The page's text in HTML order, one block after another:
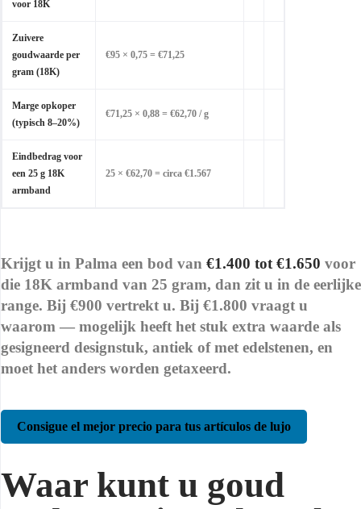
voor 18K
Zuivere
goudwaarde per
gram (18K)
€95 × 0,75 = €71,25
Marge opkoper
(typisch 8–20%)
€71,25 × 0,88 = €62,70 / g
Eindbedrag voor
een 25 g 18K
armband
25 × €62,70 = circa €1.567
Krijgt u in Palma een bod van €1.400 tot €1.650 voor
die 18K armband van 25 gram, dan zit u in de eerlijke
range. Bij €900 vertrekt u. Bij €1.800 vraagt u
waarom — mogelijk heeft het stuk extra waarde als
gesigneerd designstuk, antiek of met edelstenen, en
moet het anders worden getaxeerd.
Consigue el mejor precio para tus artículos de lujo
Waar kunt u goud